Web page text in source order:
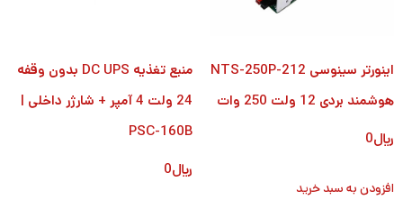
اینورتر سینوسی NTS-250P-212
هوشمند بردی 12 ولت 250 وات
﷼0
افزودن به سبد خرید
منبع تغذیه DC UPS بدون وقفه
24 ولت 4 آمپر + شارژر داخلی |
PSC-160B
﷼0